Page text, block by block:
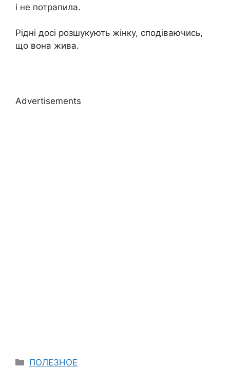
і не потрапила.
Рідні досі розшукують жінку, сподіваючись,
що вона жива.
Advertisements
Categories
ПОЛЕЗНОЕ